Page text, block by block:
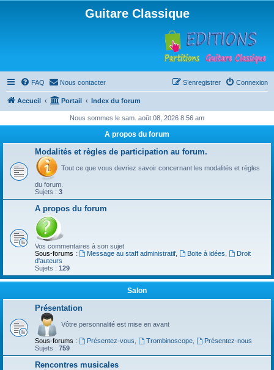
Guitare Classique
FAQ Nous contacter Connexion
S’enregistrer
Accueil Portail Index du forum
Nous sommes le sam. août 08, 2026 8:56 am
A propos du forum
Modalités et règles de participation au forum.
Tout ce que vous devriez savoir concernant les modalités et règles
du forum.
Sujets : 3
A propos du forum
Vos commentaires à son sujet
Sous-forums :
Message au staff administratif, Boite à idées
Droit
d'auteurs
Sujets : 129
Salon
Présentation
Vôtre personnalité est mise en avant
Sous-forums : Présentez-vous Trombinoscope,
Présentez-nous
Sujets : 759
Rencontres musicales